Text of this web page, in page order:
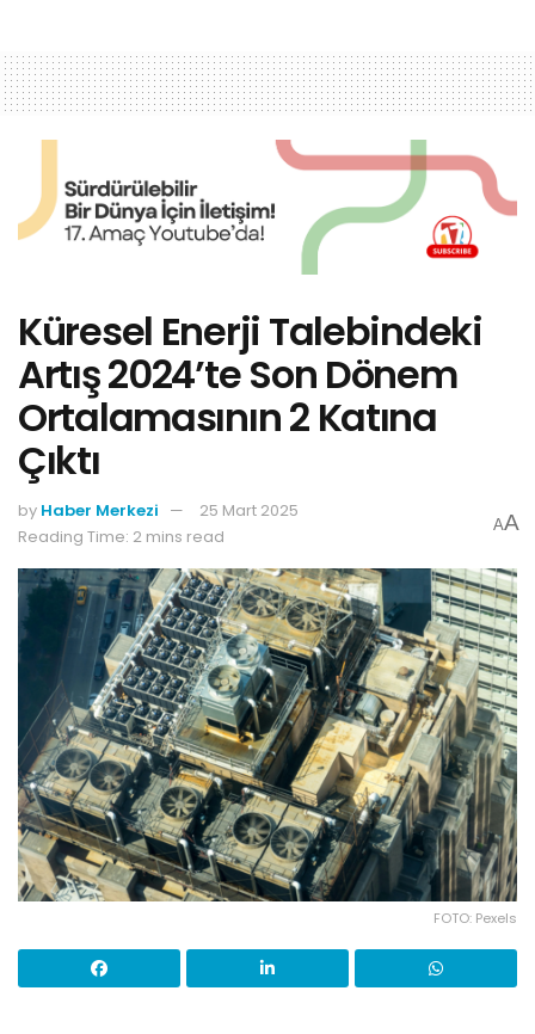
Küresel Enerji Talebindeki
Artış 2024’te Son Dönem
Ortalamasının 2 Katına
Çıktı
by Haber Merkezi
25 Mart 2025
Reading Time: 2 mins read
AA
FOTO: Pexels